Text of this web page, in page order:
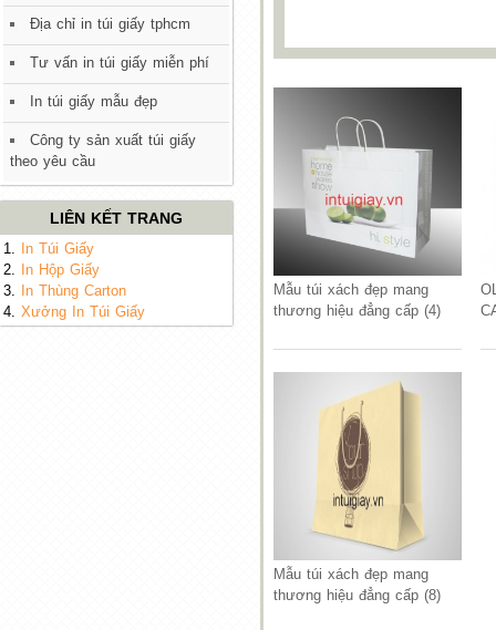
Địa chỉ in túi giấy tphcm
Tư vấn in túi giấy miễn phí
In túi giấy mẫu đẹp
Công ty sản xuất túi giấy
theo yêu cầu
LIÊN KẾT TRANG
1.
In Túi Giấy
2.
In Hộp Giấy
3.
In Thùng Carton
4. Xưởng In Túi Giấy
Mẫu túi xách đẹp mang
thương hiệu đẳng cấp (4)
Mẫu túi xách đẹp mang
thương hiệu đẳng cấp (8)